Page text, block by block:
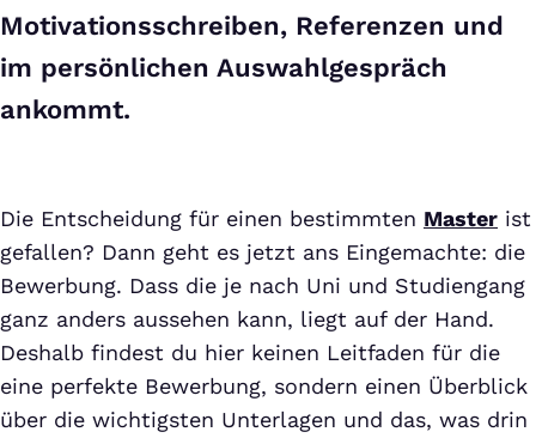
Motivationsschreiben, Referenzen und
im persönlichen Auswahlgespräch
ankommt.
Die Entscheidung für einen bestimmten Master ist
gefallen? Dann geht es jetzt ans Eingemachte: die
Bewerbung. Dass die je nach Uni und Studiengang
ganz anders aussehen kann, liegt auf der Hand.
Deshalb findest du hier keinen Leitfaden für die
eine perfekte Bewerbung, sondern einen Überblick
über die wichtigsten Unterlagen und das, was drin